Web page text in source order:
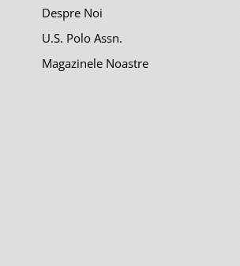
Despre Noi
U.S. Polo Assn.
Magazinele Noastre